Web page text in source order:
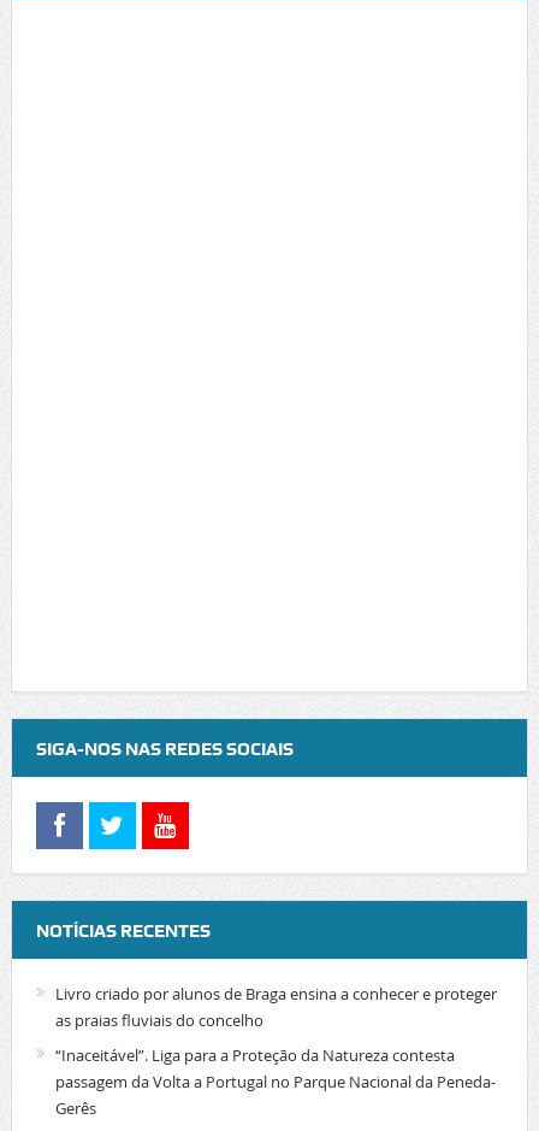
SIGA-NOS NAS REDES SOCIAIS
NOTÍCIAS RECENTES
Livro criado por alunos de Braga ensina a conhecer e proteger
as praias fluviais do concelho
“Inaceitável”. Liga para a Proteção da Natureza contesta
passagem da Volta a Portugal no Parque Nacional da Peneda-
Gerês